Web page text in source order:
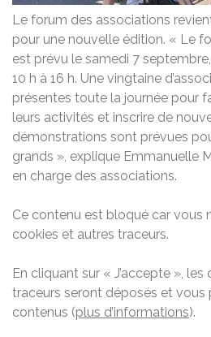
Le forum des associations
pour une nouvelle édition. « Le
est prévu le samedi 7
10 h à 16 h. Une vingtaine
présentes toute la journée pour
leurs activités et inscrire de
démonstrations sont prévues
grands », explique Emmanuelle
en charge des associations.
Ce contenu est bloqué car vous
cookies et autres traceurs.
En cliquant sur « J’accepte », les
traceurs seront déposés et vous
contenus (plus d’informations).